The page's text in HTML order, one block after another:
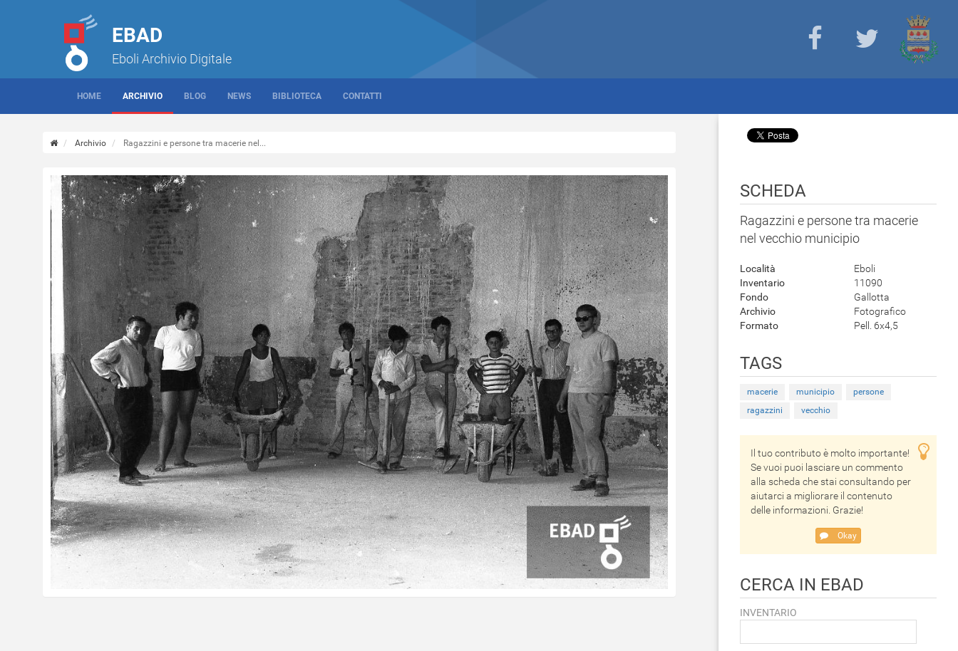
EBAD
Eboli Archivio Digitale
HOME ARCHIVIO BLOG NEWS BIBLIOTECA CONTATTI
Archivio Ragazzini e persone tra macerie nel...
SCHEDA
Ragazzini e persone tra macerie
nel vecchio municipio
Località
Eboli
Inventario
11090
Fondo
Gallotta
Archivio
Fotografico
Formato
Pell. 6x4,5
TAGS
macerie municipio
persone
ragazzini
vecchio
Il tuo contributo è molto importante!
Se vuoi puoi lasciare un commento
alla scheda che stai consultando per
aiutarci a migliorare il contenuto
delle informazioni. Grazie!
Okay
CERCA IN EBAD
INVENTARIO